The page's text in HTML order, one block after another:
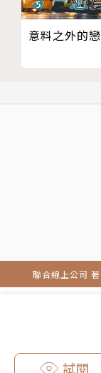
試閱
意料之外的
聯合線上公司